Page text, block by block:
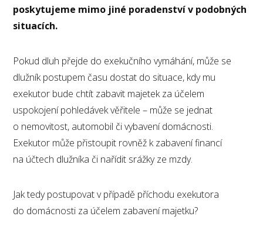
poskytujeme mimo jiné poradenství v podobných
situacích.
Pokud dluh přejde do exekučního vymáhání, může se
dlužník postupem času dostat do situace, kdy mu
exekutor bude chtít zabavit majetek za účelem
uspokojení pohledávek věřitele – může se jednat
o nemovitost, automobil či vybavení domácnosti.
Exekutor může přistoupit rovněž k zabavení financí
na účtech dlužníka či nařídit srážky ze mzdy.
Jak tedy postupovat v případě příchodu exekutora
do domácnosti za účelem zabavení majetku?